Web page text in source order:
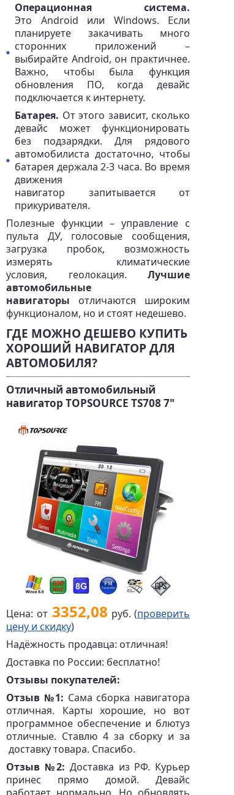
Операционная система.
Это Android или Windows. Если
планируете закачивать много
сторонних приложений –
выбирайте Android, он практичнее.
Важно, чтобы была функция
обновления ПО, когда девайс
подключается к интернету.
Батарея. От этого зависит, сколько
девайс может функционировать
без подзарядки. Для рядового
автомобилиста достаточно, чтобы
батарея держала 2-3 часа. Во время
движения
навигатор запитывается от
прикуривателя.
Полезные функции – управление с
пульта ДУ, голосовые сообщения,
загрузка пробок, возможность
измерять климатические
условия, геолокация. Лучшие
автомобильные
навигаторы отличаются широким
функционалом, но и стоят недешево.
ГДЕ МОЖНО ДЕШЕВО КУПИТЬ
ХОРОШИЙ НАВИГАТОР ДЛЯ
АВТОМОБИЛЯ?
Отличный автомобильный
навигатор TOPSOURCE TS708 7"
Цена: от3352,08 руб. (проверить
цену и скидку)
Надёжность продавца: отличная!
Доставка по России: бесплатно!
Отзывы покупателей:
Отзыв №1: Сама сборка навигатора
отличная. Карты хорошие, но вот
программное обеспечение и блютуз
отличные. Ставлю 4 за сборку и за
доставку товара. Спасибо.
Отзыв №2: Доставка из РФ. Курьер
принес прямо домой. Девайс